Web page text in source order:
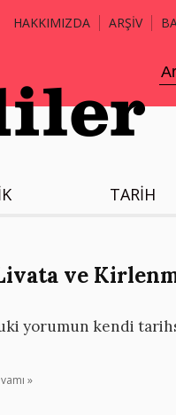
HAKKIMIZDA ARŞİV
TARİH
ve
yorumun kendi
»